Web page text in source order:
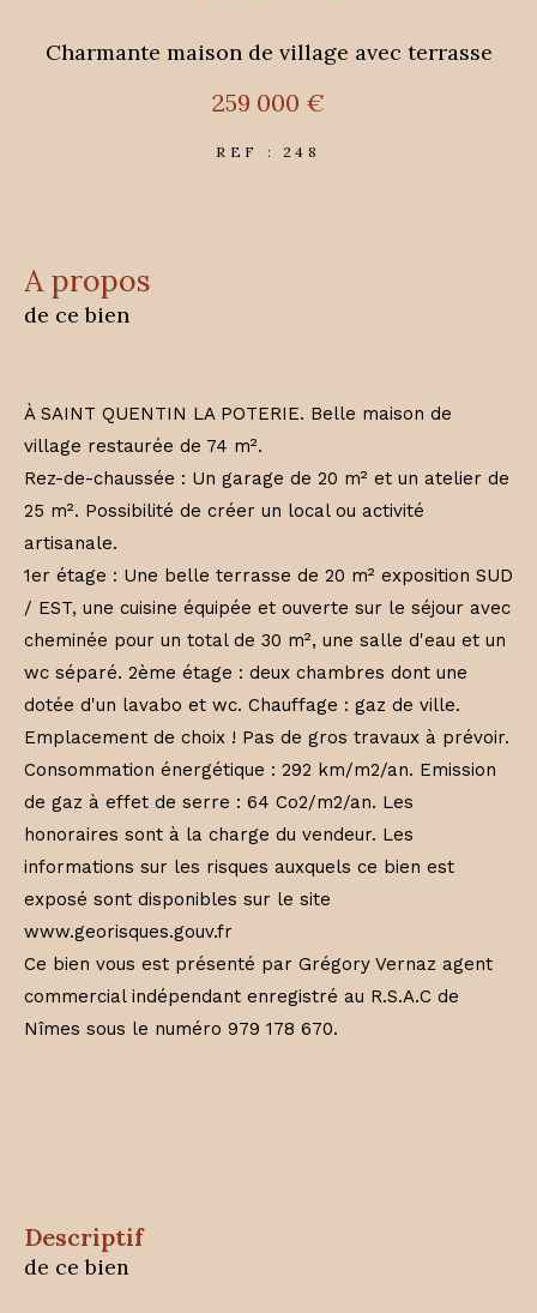
Charmante maison de village avec terrasse
259 000 €
REF : 248
a propos
de ce bien
À SAINT QUENTIN LA POTERIE. Belle maison de
village restaurée de 74 m².
Rez-de-chaussée : Un garage de 20 m² et un atelier de
25 m². Possibilité de créer un local ou activité
artisanale.
1er étage : Une belle terrasse de 20 m² exposition SUD
/ EST, une cuisine équipée et ouverte sur le séjour avec
cheminée pour un total de 30 m², une salle d'eau et un
wc séparé. 2ème étage : deux chambres dont une
dotée d'un lavabo et wc. Chauffage : gaz de ville.
Emplacement de choix ! Pas de gros travaux à prévoir.
Consommation énergétique : 292 km/m2/an. Emission
de gaz à effet de serre : 64 Co2/m2/an. Les
honoraires sont à la charge du vendeur. Les
informations sur les risques auxquels ce bien est
exposé sont disponibles sur le site
www.georisques.gouv.fr
Ce bien vous est présenté par Grégory Vernaz agent
commercial indépendant enregistré au R.S.A.C de
Nîmes sous le numéro 979 178 670.
descriptif
de ce bien